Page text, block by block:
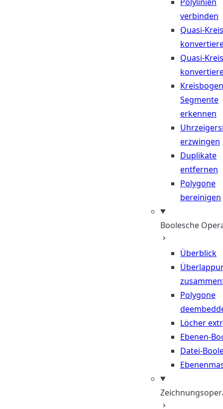
verbinden
Quasi-
Quasi-
Segmente
erkennen
erzwingen
Duplikate
entfernen
Polygone
bereinigen
Boolesche
Überblick
Polygone
Löcher
Ebenen-
Datei-